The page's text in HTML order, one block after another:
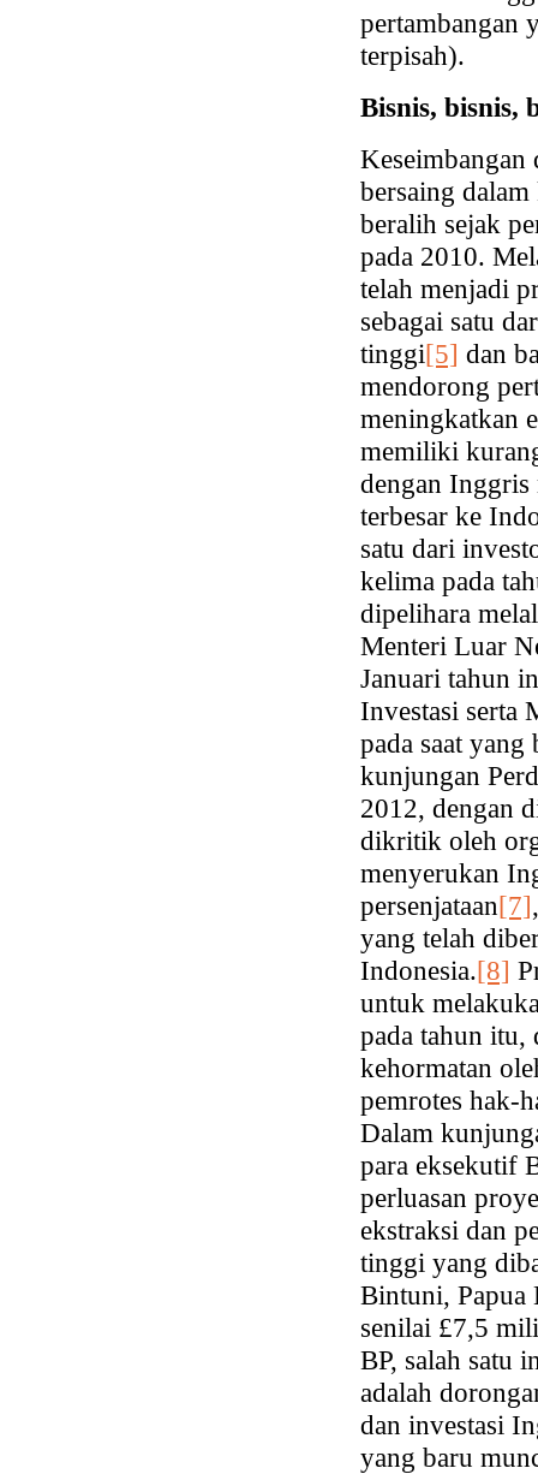
pertambangan
terpisah).
Bisnis, bisnis,
bersaing
beralih sejak
pada 2010.
telah menjadi
sebagai satu
tinggi[5] dan
mendorong
meningkatkan
memiliki
dengan
terbesar ke
satu dari
kelima pada
dipelihara
Menteri Luar
Januari tahun
Investasi serta
pada saat
kunjungan
2012, dengan
dikritik oleh
menyerukan
persenjataan[7]
yang telah
Indonesia.[8]
untuk
pada tahun itu,
kehormatan
pemrotes hak-
Dalam
para eksekutif
perluasan
ekstraksi dan
tinggi yang
Bintuni, Papua
senilai £7,5
BP, salah satu
adalah
dan investasi
yang baru